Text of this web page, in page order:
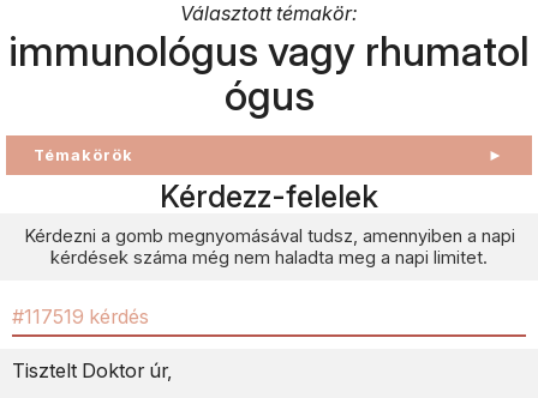
Választott témakör:
immunológus vagy rhumatol
ógus
Témakörök ►
Kérdezz-felelek
Kérdezni a gomb megnyomásával tudsz, amennyiben a napi
kérdések száma még nem haladta meg a napi limitet.
#117519 kérdés
Tisztelt Doktor úr,